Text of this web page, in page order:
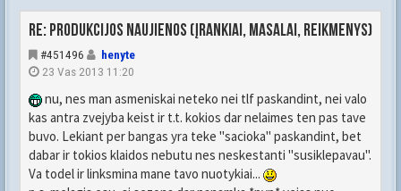
Re: Produkcijos naujienos (įrankiai, masalai, reikmenys)
#451496
henyte
23 Vas 2013 11:20
nu, nes man asmeniskai neteko nei tlf paskandint, nei valo
kas antra zvejyba keist ir t.t. kokios dar nelaimes ten pas tave
buvo. Lekiant per bangas yra teke "sacioka" paskandint, bet
dabar ir tokios klaidos nebutu nes neskestanti "susiklepavau".
Va todel ir linksmina mane tavo nuotykiai...